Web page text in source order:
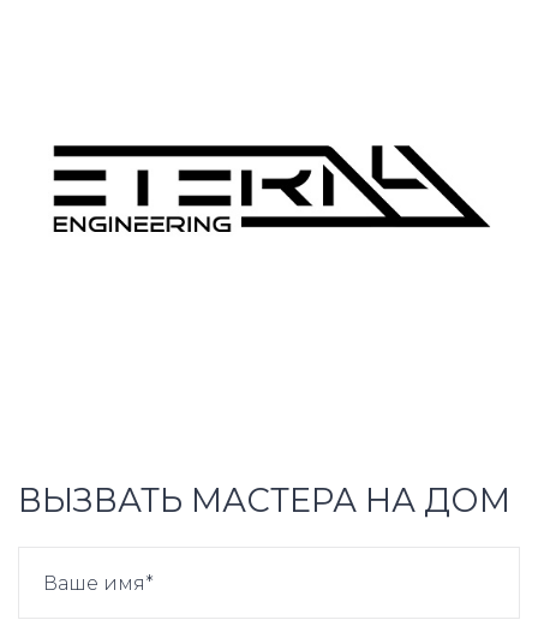
ВЫЗВАТЬ МАСТЕРА НА ДОМ